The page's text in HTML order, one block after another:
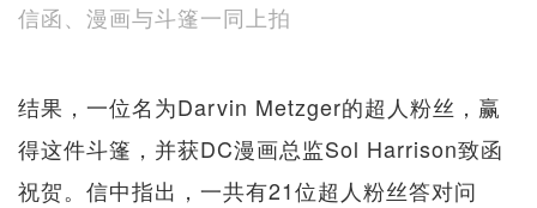
信函、漫画与斗篷一同上拍
结果，一位名为Darvin Metzger的超人粉丝，赢
得这件斗篷，并获DC漫画总监Sol Harrison致函
祝贺。信中指出，一共有21位超人粉丝答对问